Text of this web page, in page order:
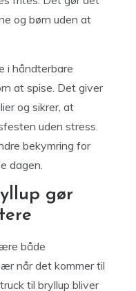
og børn uden at
i håndterbare
at spise. Det giver
og sikrer, at
uden stress.
bekymring for
dagen.
gør
både
når det kommer til
til bryllup bliver